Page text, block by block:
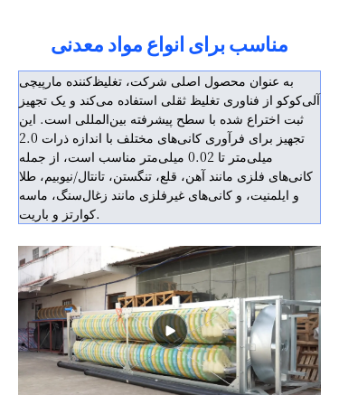
مناسب برای انواع مواد معدنی
به عنوان محصول اصلی شرکت، تغلیظ‌کننده مارپیچی
آلی‌کوکو از فناوری تغلیظ ثقلی استفاده می‌کند و یک تجهیز
ثبت اختراع شده با سطح پیشرفته بین‌المللی است. این
تجهیز برای فرآوری کانی‌های مختلف با اندازه ذرات 2.0
میلی‌متر تا 0.02 میلی‌متر مناسب است، از جمله
کانی‌های فلزی مانند آهن، قلع، تنگستن، تانتال/نیوبیم، طلا
و ایلمنیت، و کانی‌های غیرفلزی مانند زغال‌سنگ، ماسه
کوارتز و باریت.